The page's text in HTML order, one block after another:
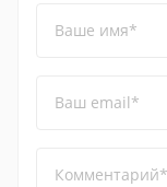
Ваше имя*
Ваш email*
Комментарий*